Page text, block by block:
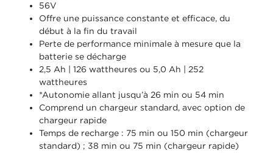
56V
Offre une puissance constante et efficace, du
début à la fin du travail
Perte de performance minimale à mesure que la
batterie se décharge
2,5 Ah | 126 wattheures ou 5,0 Ah | 252
wattheures
*Autonomie allant jusqu’à 26 min ou 54 min
Comprend un chargeur standard, avec option de
chargeur rapide
Temps de recharge : 75 min ou 150 min (chargeur
standard) ; 38 min ou 75 min (chargeur rapide)